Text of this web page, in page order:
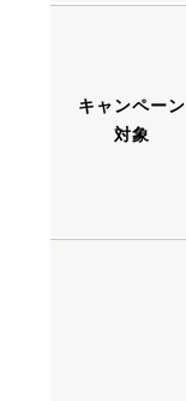
キャンペーン
対象